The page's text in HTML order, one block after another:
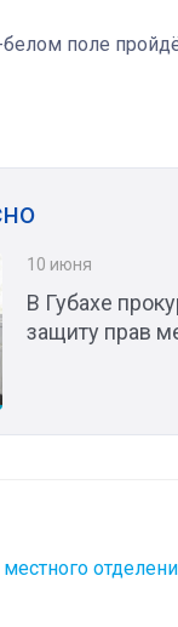
поле
10 июня
В Губахе
защиту прав